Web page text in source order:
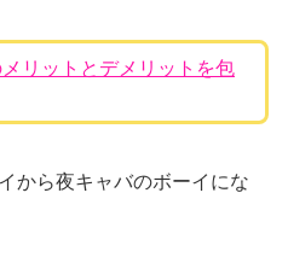
リットとデメリットを包
から夜キャバのボーイにな